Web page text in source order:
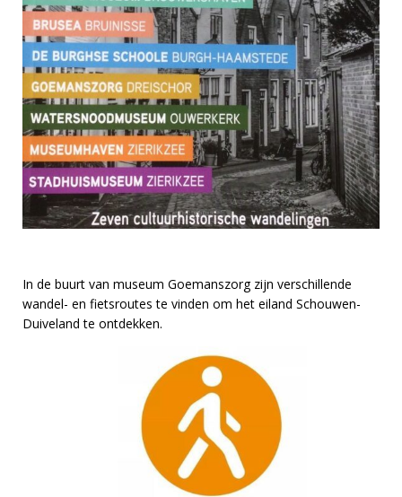
In de buurt van museum Goemanszorg zijn verschillende
wandel- en fietsroutes te vinden om het eiland Schouwen-
Duiveland te ontdekken.